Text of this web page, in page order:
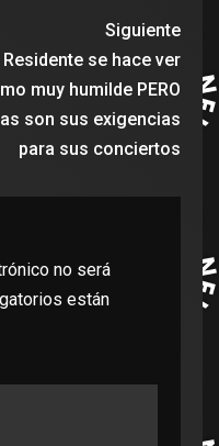
Siguiente
Residente se hace ver
muy humilde PERO
son sus exigencias
para sus conciertos
no será
están